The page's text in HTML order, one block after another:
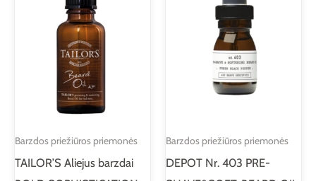
Barzdos priežiūros priemonės
TAILOR’S Aliejus barzdai
Barzdos priežiūros priemonės
DEPOT Nr. 403 PRE-